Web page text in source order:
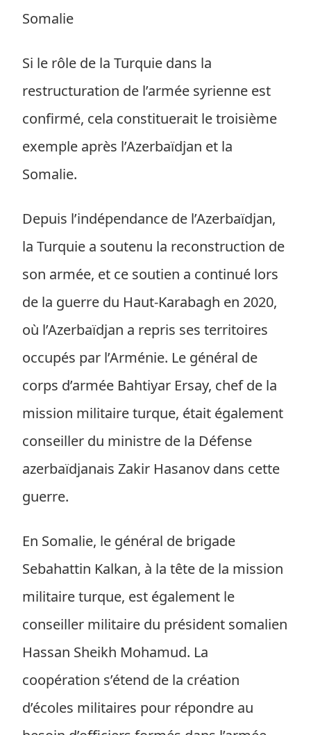
Somalie
Si le rôle de la Turquie dans la
restructuration de l’armée syrienne est
confirmé, cela constituerait le troisième
exemple après l’Azerbaïdjan et la
Somalie.
Depuis l’indépendance de l’Azerbaïdjan,
la Turquie a soutenu la reconstruction de
son armée, et ce soutien a continué lors
de la guerre du Haut-Karabagh en 2020,
où l’Azerbaïdjan a repris ses territoires
occupés par l’Arménie. Le général de
corps d’armée Bahtiyar Ersay, chef de la
mission militaire turque, était également
conseiller du ministre de la Défense
azerbaïdjanais Zakir Hasanov dans cette
guerre.
En Somalie, le général de brigade
Sebahattin Kalkan, à la tête de la mission
militaire turque, est également le
conseiller militaire du président somalien
Hassan Sheikh Mohamud. La
coopération s’étend de la création
d’écoles militaires pour répondre au